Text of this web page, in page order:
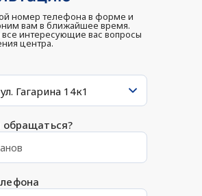
номер телефона в форме и
вам в ближайшее время.
интересующие вас вопросы
центра.
обращаться?